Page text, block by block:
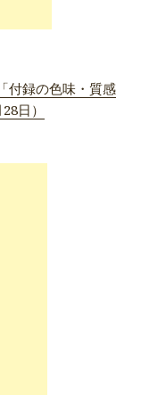
付録の色味・質感
日）